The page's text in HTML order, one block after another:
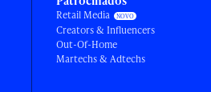
Retail Media
Creators & Influencers
Out-Of-Home
Martechs & Adtechs